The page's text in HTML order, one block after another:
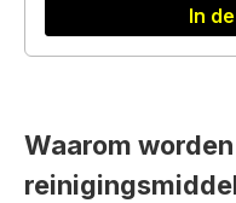
In
Waarom